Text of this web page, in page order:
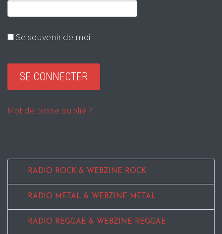
Se souvenir de moi
Mot de passe oublié ?
RADIO ROCK & WEBZINE ROCK
RADIO METAL & WEBZINE METAL
RADIO REGGAE & WEBZINE REGGAE